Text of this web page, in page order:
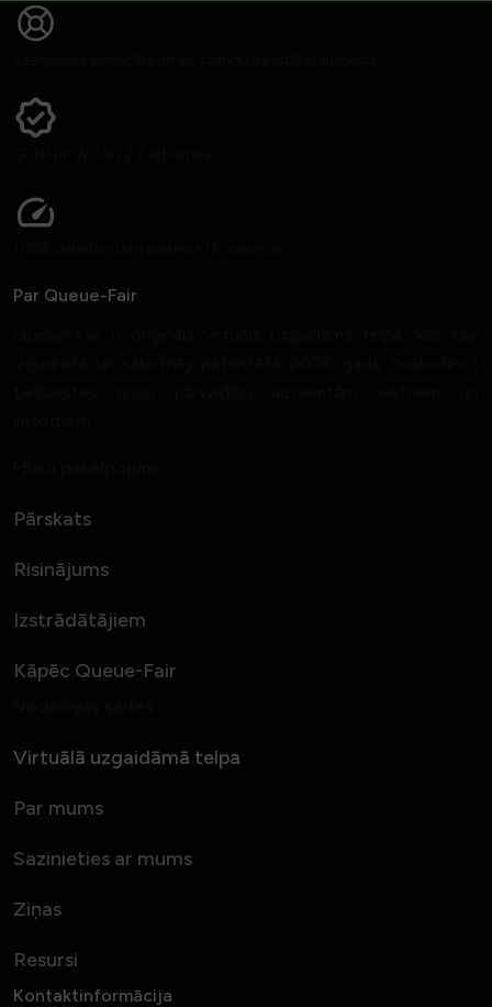
Par Queue-Fair
Pārskats
Risinājums
Izstrādātājiem
Kāpēc Queue-Fair
Virtuālā uzgaidāmā telpa
Par mums
Sazinieties ar mums
Ziņas
Resursi
Kontaktinformācija